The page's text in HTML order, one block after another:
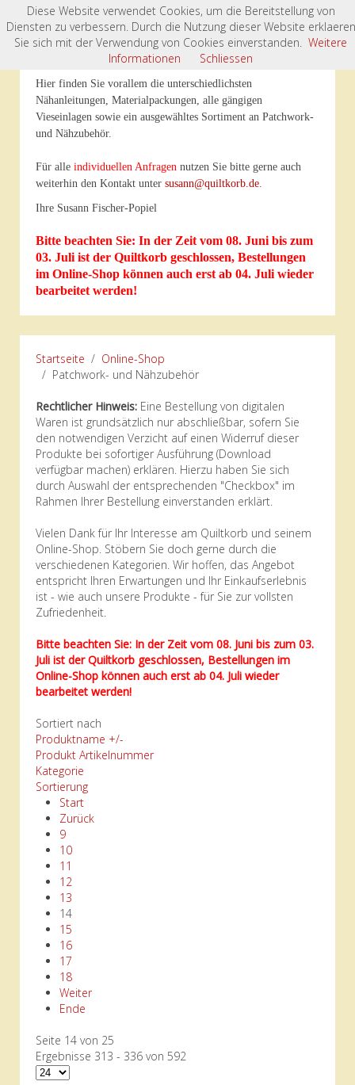
Willkommen im „Quiltkorb“- Onlineshop
Hier finden Sie vorallem die unterschiedlichsten
Nähanleitungen, Materialpackungen, alle gängigen
Vieseinlagen sowie ein ausgewähltes Sortiment an Patchwork-
und Nähzubehör.
Für alle individuellen Anfragen nutzen Sie bitte gerne auch
weiterhin den Kontakt unter susann@quiltkorb.de.
Ihre Susann Fischer-Popiel
Bitte beachten Sie: In der Zeit vom 08. Juni bis zum
03. Juli ist der Quiltkorb geschlossen, Bestellungen
im Online-Shop können auch erst ab 04. Juli wieder
bearbeitet werden!
Startseite
Online-Shop
Patchwork- und Nähzubehör
Rechtlicher Hinweis: Eine Bestellung von digitalen
Waren ist grundsätzlich nur abschließbar, sofern Sie
den notwendigen Verzicht auf einen Widerruf dieser
Produkte bei sofortiger Ausführung (Download
verfügbar machen) erklären. Hierzu haben Sie sich
durch Auswahl der entsprechenden "Checkbox" im
Rahmen Ihrer Bestellung einverstanden erklärt.
Vielen Dank für Ihr Interesse am Quiltkorb und seinem
Online-Shop. Stöbern Sie doch gerne durch die
verschiedenen Kategorien. Wir hoffen, das Angebot
entspricht Ihren Erwartungen und Ihr Einkaufserlebnis
ist - wie auch unsere Produkte - für Sie zur vollsten
Zufriedenheit.
Bitte beachten Sie: In der Zeit vom 08. Juni bis zum 03.
Juli ist der Quiltkorb geschlossen, Bestellungen im
Online-Shop können auch erst ab 04. Juli wieder
bearbeitet werden!
Sortiert nach
Produktname +/-
Produkt Artikelnummer
Kategorie
Sortierung
Start
Zurück
9
10
11
12
13
14
15
16
17
18
Weiter
Ende
Seite 14 von 25
Ergebnisse 313 - 336 von 592
Diese Website verwendet Cookies, um die Bereitstellung von
Diensten zu verbessern. Durch die Nutzung dieser Website erklaeren
Sie sich mit der Verwendung von Cookies einverstanden. Weitere
Informationen
Schliessen